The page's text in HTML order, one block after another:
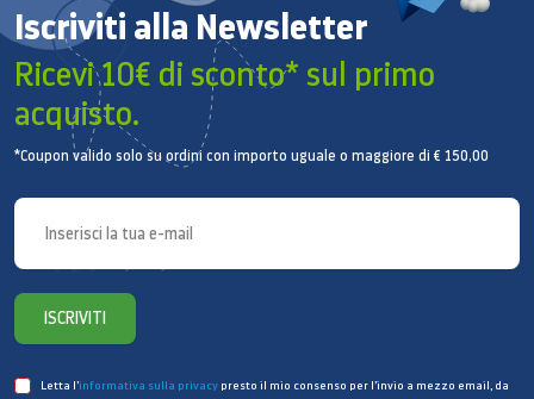
Iscriviti alla Newsletter
Ricevi 10€ di sconto* sul primo
acquisto.
*Coupon valido solo su ordini con importo uguale o maggiore di € 150,00
ISCRIVITI
Letta l’informativa sulla privacy presto il mio consenso per l’invio a mezzo email, da